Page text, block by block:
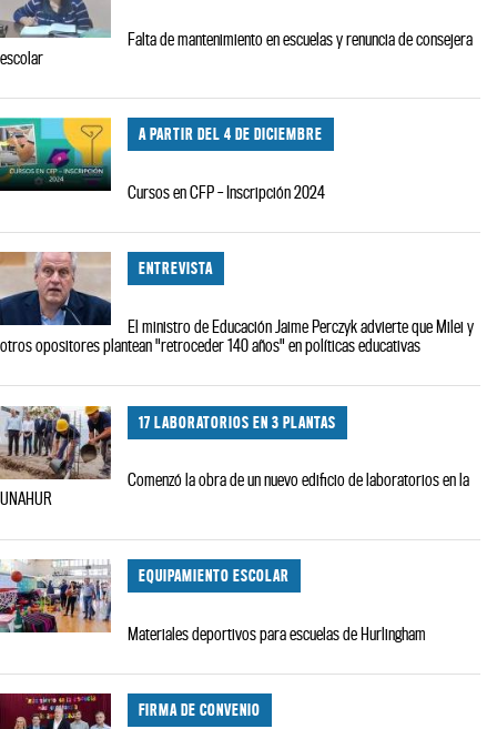
Falta de mantenimiento en escuelas y renuncia de consejera
escolar
A PARTIR DEL 4 DE DICIEMBRE
Cursos en CFP – Inscripción 2024
ENTREVISTA
El ministro de Educación Jaime Perczyk advierte que Milei y
otros opositores plantean "retroceder 140 años" en políticas educativas
17 LABORATORIOS EN 3 PLANTAS
Comenzó la obra de un nuevo edificio de laboratorios en la
UNAHUR
EQUIPAMIENTO ESCOLAR
Materiales deportivos para escuelas de Hurlingham
FIRMA DE CONVENIO